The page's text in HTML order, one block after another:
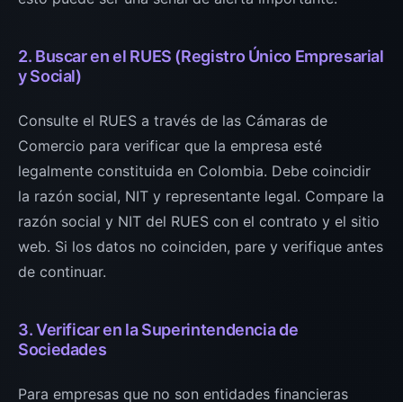
2. Buscar en el RUES (Registro Único Empresarial
y Social)
Consulte el RUES a través de las Cámaras de
Comercio para verificar que la empresa esté
legalmente constituida en Colombia. Debe coincidir
la razón social, NIT y representante legal. Compare la
razón social y NIT del RUES con el contrato y el sitio
web. Si los datos no coinciden, pare y verifique antes
de continuar.
3. Verificar en la Superintendencia de
Sociedades
Para empresas que no son entidades financieras